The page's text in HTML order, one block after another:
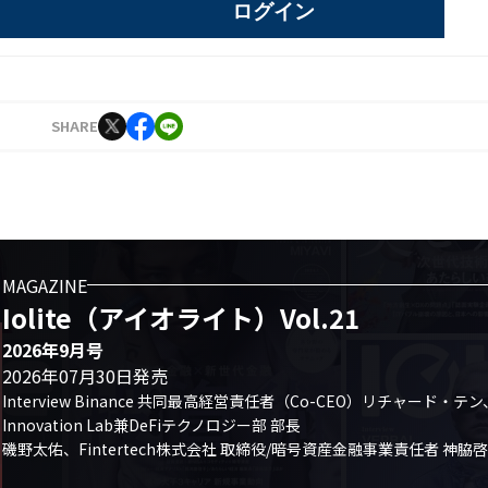
ログイン
SHARE
MAGAZINE
Iolite（アイオライト）Vol.21
2026年9月号
2026年07月30日発売
Interview Binance 共同最高経営責任者（Co-CEO）リチャード・テ
Innovation Lab兼DeFiテクノロジー部 部長
磯野太佑、Fintertech株式会社 取締役/暗号資産金融事業責任者 神脇